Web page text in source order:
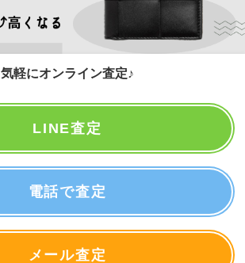
気軽にオンライン査定♪
LINE査定
電話で査定
メール査定